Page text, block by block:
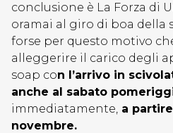
conclusione è La Forza di
oramai al giro di boa della
forse per questo motivo
alleggerire il carico degli
soap con l’arrivo in
anche al sabato
immediatamente, a
novembre.